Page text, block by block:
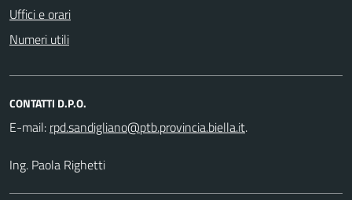
Uffici e orari
Numeri utili
CONTATTI D.P.O.
E-mail:
.
Ing. Paola Righetti